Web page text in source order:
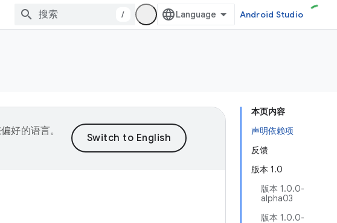
/ Android Studio
本页内容
声明依赖项
反馈
版本 1.0
版本 1.0.0-
alpha03
版本 1.0.0-
好的语言。